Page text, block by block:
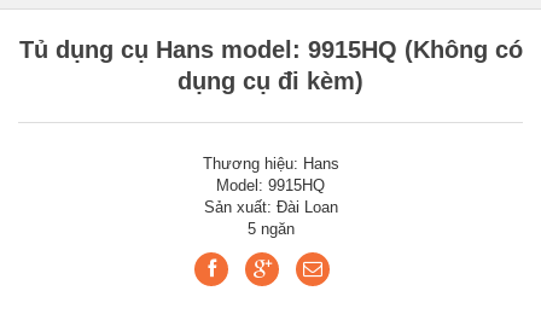
Tủ dụng cụ Hans model: 9915HQ (Không có
dụng cụ đi kèm)
Thương hiệu: Hans
Model: 9915HQ
Sản xuất: Đài Loan
5 ngăn